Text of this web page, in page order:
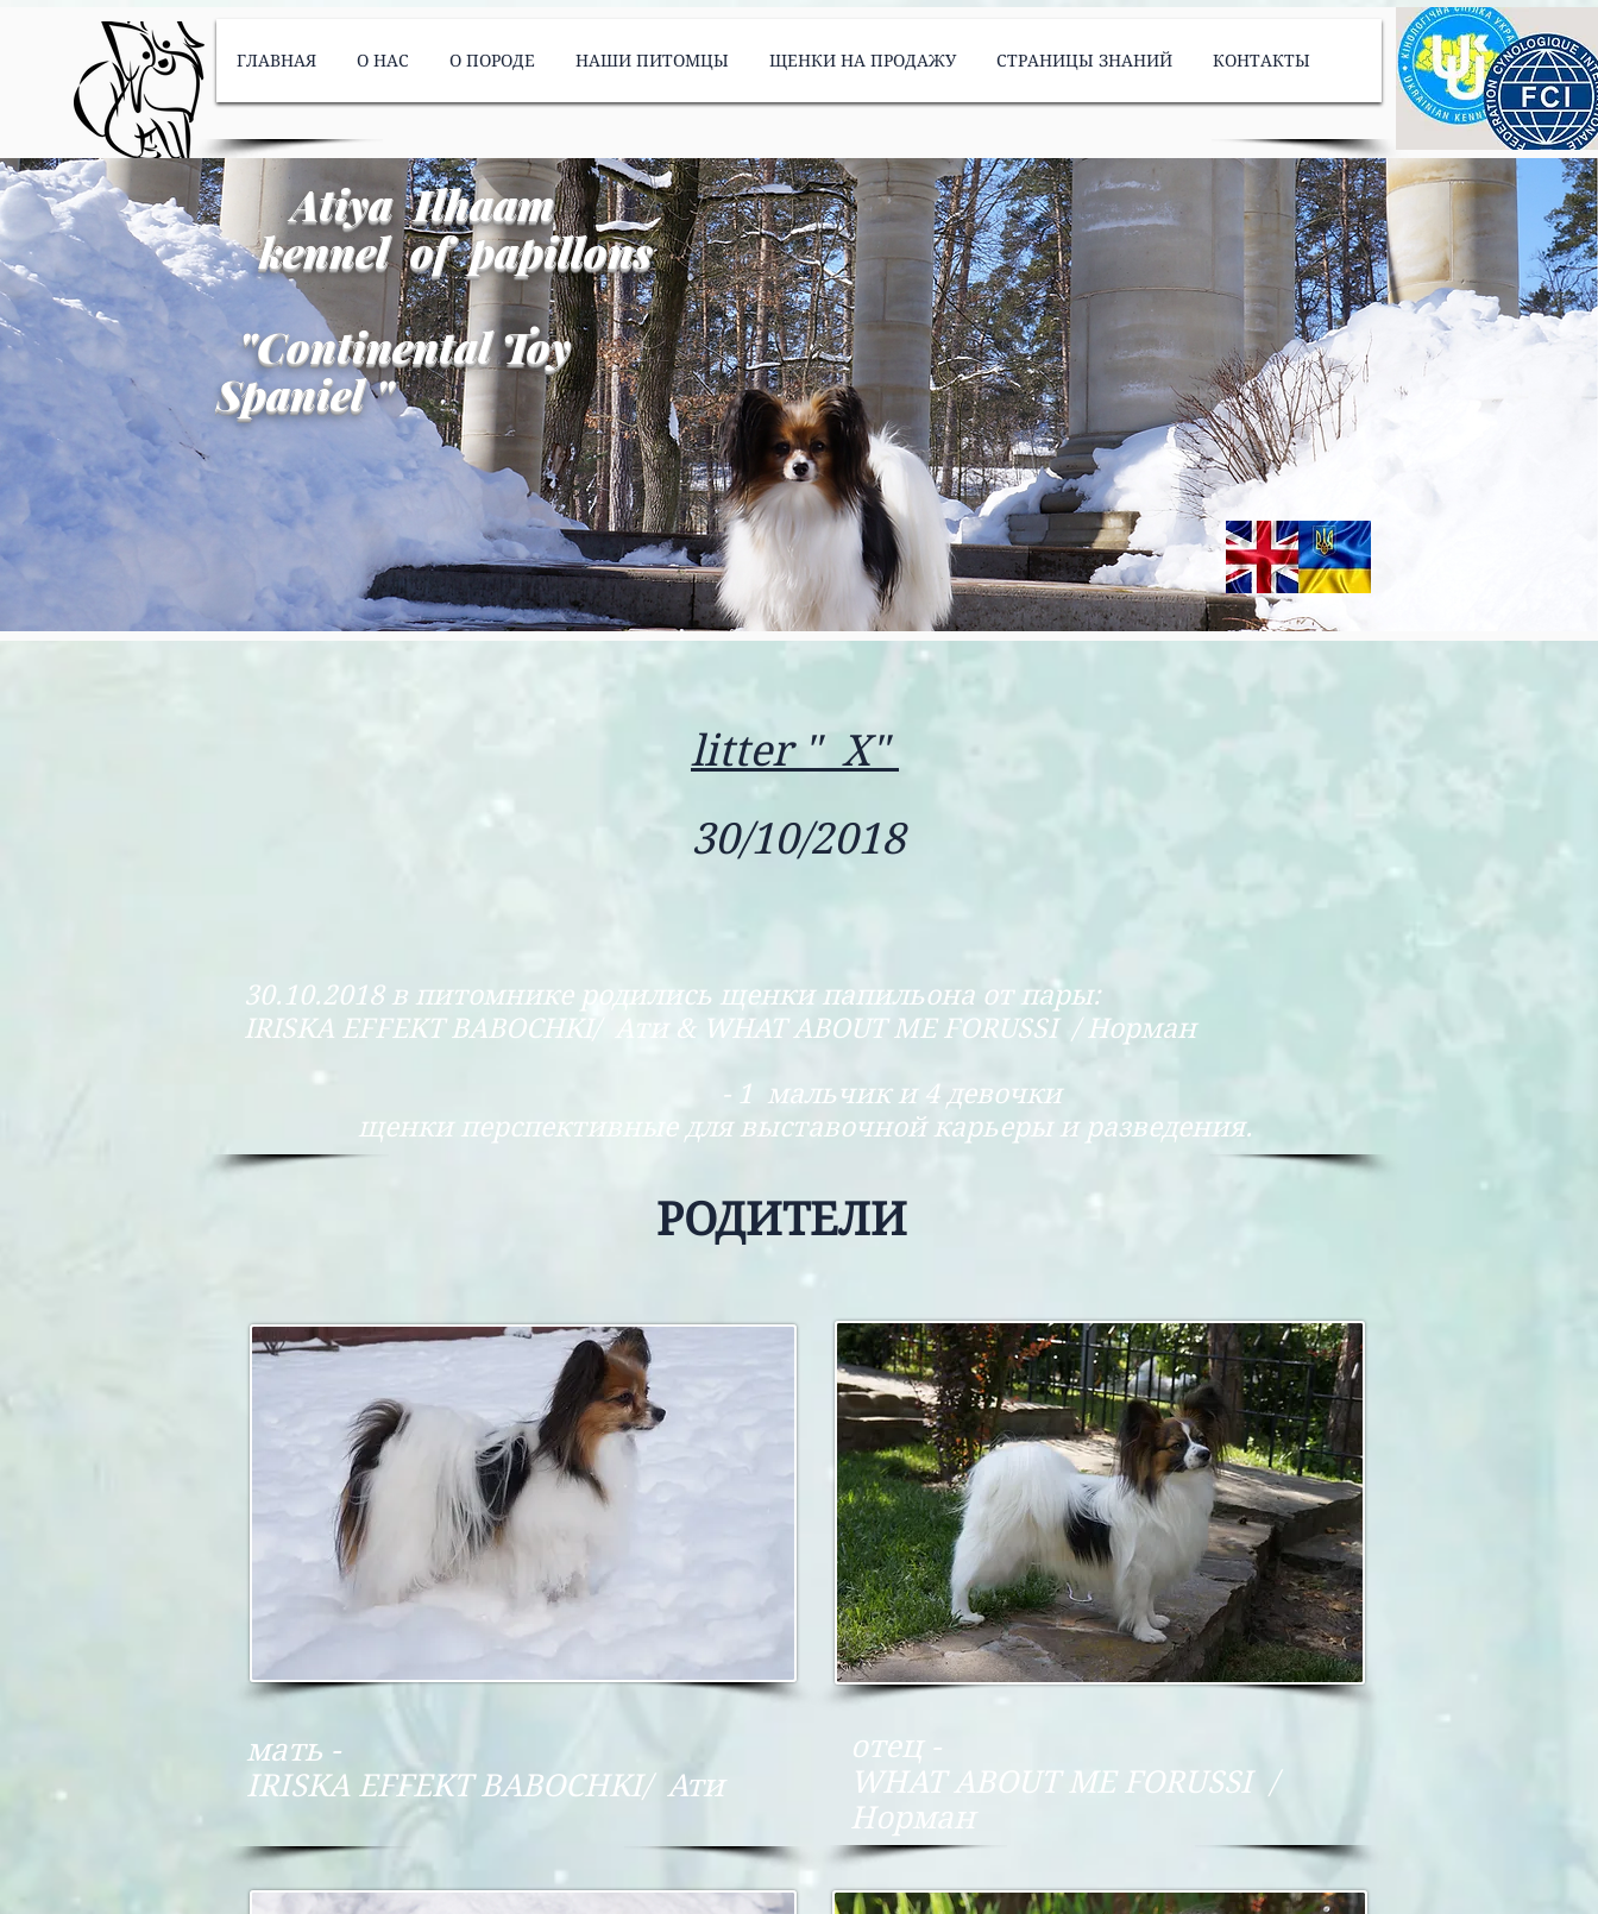
ГЛАВНАЯ О НАС О ПОРОДЕ НАШИ ПИТОМЦЫ ЩЕНКИ НА ПРОДАЖУ СТРАНИЦЫ ЗНАНИЙ КОНТАКТЫ
Atiya Ilhaam
kennel of papillons
"Continental Toy
Spaniel"
litter " X"
30/10/2018
30.10.2018 в питомнике родились щенки папильона от пары:
IRISKA EFFEKT BABOCHKI/ Ати & WHAT ABOUT ME FORUSSI / Норман
- 1 мальчик и 4 девочки
щенки перспективные для выставочной карьеры и разведения.
РОДИТЕЛИ
мать -
IRISKA EFFEKT BABOCHKI/ Ати
отец -
WHAT ABOUT ME FORUSSI /
Норман